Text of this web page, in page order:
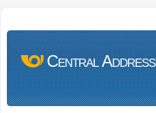
Central Address